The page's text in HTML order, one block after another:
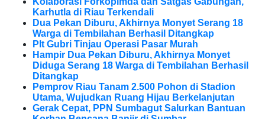
Karhutla di Riau Terkendali
Dua Pekan Diburu, Akhirnya Monyet Serang 18
Warga di Tembilahan Berhasil Ditangkap
Plt Gubri Tinjau Operasi Pasar Murah
Hampir Dua Pekan Diburu, Akhirnya Monyet
Diduga Serang 18 Warga di Tembilahan Berhasil
Ditangkap
Pemprov Riau Tanam 2.500 Pohon di Stadion
Utama, Wujudkan Ruang Hijau Berkelanjutan
Gerak Cepat, PPN Sumbagut Salurkan Bantuan